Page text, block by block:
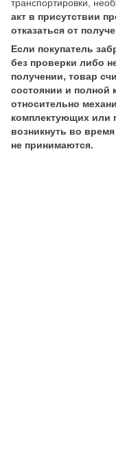
транспортировки,
акт в присутствии
отказаться от
Если покупатель
без проверки либо
получении, товар
состоянии и полной
относительно
комплектующих или
возникнуть во
не принимаются.